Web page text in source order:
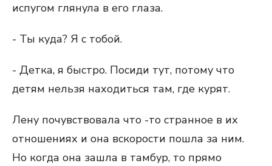
испугом глянула в его глаза.
- Ты куда? Я с тобой.
- Детка, я быстро. Посиди тут, потому что
детям нельзя находиться там, где курят.
Лену почувствовала что -то странное в их
отношениях и она вскорости пошла за ним.
Но когда она зашла в тамбур, то прямо